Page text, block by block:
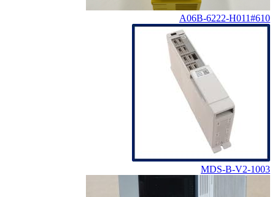
A06B-6222-H011#610
MDS-B-V2-1003